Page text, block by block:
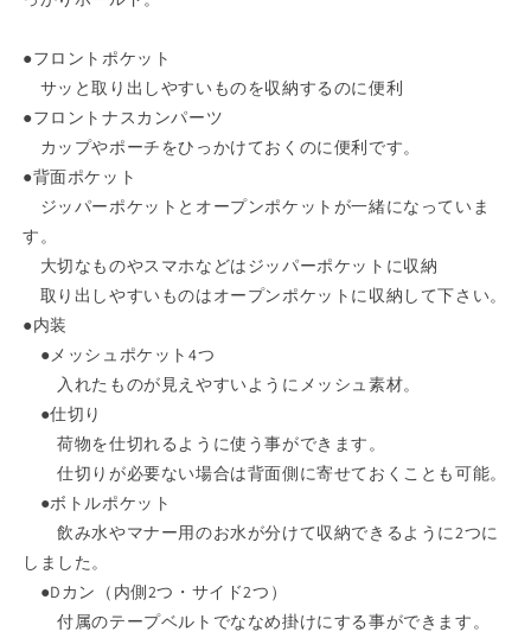
ー
ト
ト
ー
ト
バ
グ
軽
量
お
し
ゃ
れ
人
気
多
機
能
カ
ジ
ー
ト
ト
ー
バ
軽
量
し
ゃ
人
気
多
機
カ
ジ
●フロントポケット
サッと取り出しやすいものを収納するのに便利
●フロントナスカンパーツ
カップやポーチをひっかけておくのに便利です。
●背面ポケット
ジッパーポケットとオープンポケットが一緒になっていま
す。
大切なものやスマホなどはジッパーポケットに収納
取り出しやすいものはオープンポケットに収納して下さい。
●内装
●メッシュポケット4つ
入れたものが見えやすいようにメッシュ素材。
●仕切り
荷物を仕切れるように使う事ができます。
仕切りが必要ない場合は背面側に寄せておくことも可能。
●ボトルポケット
飲み水やマナー用のお水が分けて収納できるように2つに
しました。
●Dカン（内側2つ・サイド2つ）
付属のテープベルトでななめ掛けにする事ができます。